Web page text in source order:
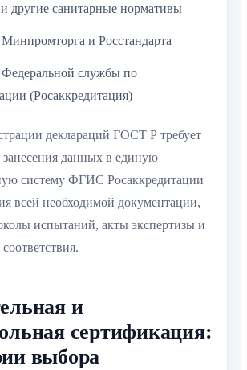
другие санитарные нормативы
и Росстандарта
службы по
(Росаккредитация)
деклараций ГОСТ Р требует
занесения данных в единую
систему ФГИС Росаккредитации
всей необходимой документации,
испытаний, акты экспертизы и
и
сертификация:
выбора